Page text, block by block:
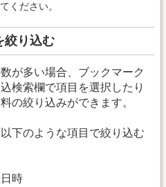
ください。
絞り込む
が多い場合、ブックマーク
検索欄で項目を選択したり
の絞り込みができます。
下のような項目で絞り込む
時